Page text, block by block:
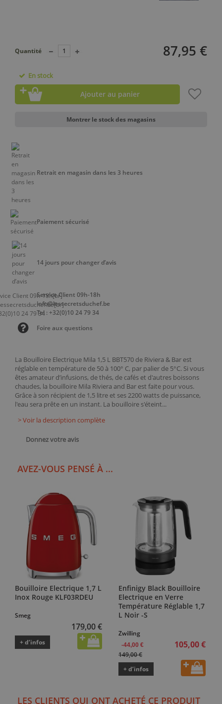
La Bouilloire Electrique Mila 1,5 L BBT570 de Riviera & Bar est
réglable en température de 50 à 100° C, par palier de 5°C. Si vous
êtes amateur d’infusions, de thés, de cafés et d'autres boissons
chaudes, la bouilloire Mila Riviera and Bar est faite pour vous.
Grâce à son récipient de 1,5 litre et ses 2200 watts de puissance,
l'eau sera prête en un instant. La bouilloire s'éteint...
> Voir la description complète
Donnez votre avis
87,95 €
Quantité
En stock
Ajouter au panier
Montrer le stock des magasins
Retrait en magasin dans les 3 heures
Paiement sécurisé
14 jours pour changer d’avis
Service Client 09h-18h
info@lessecretsduchef.be
Tel : +32(0)10 24 79 34
Foire aux questions
AVEZ-VOUS PENSÉ À ...
Bouilloire Electrique 1,7 L
Inox Rouge KLF03RDEU
Smeg
179,00 €
+ d’infos
Enfinigy Black Bouilloire
Electrique en Verre
Température Réglable 1,7
L Noir -S
Zwilling
-44,00 €
149,00 €
105,00 €
+ d’infos
LES CLIENTS QUI ONT ACHETÉ CE PRODUIT